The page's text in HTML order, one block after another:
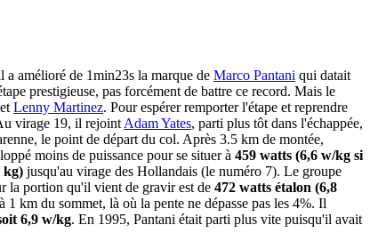
a amélioré de 1min23s la marque de Marco Pantani qui datait
prestigieuse, pas forcément de battre ce record. Mais le
etLenny Martinez. Pour espérer remporter l'étape et reprendre
virage 19, il rejointAdam Yates, parti plus tôt dans l'échappée,
le point de départ du col. Après 3.5 km de montée,
moins de puissance pour se situer à 459 watts (6,6 w/kg si
kg) jusqu'au virage des Hollandais (le numéro 7). Le groupe
la portion qu'il vient de gravir est de 472 watts étalon (6,8
km du sommet, là où la pente ne dépasse pas les 4%. Il
6,9 w/kg. En 1995, Pantani était parti plus vite puisqu'il avait